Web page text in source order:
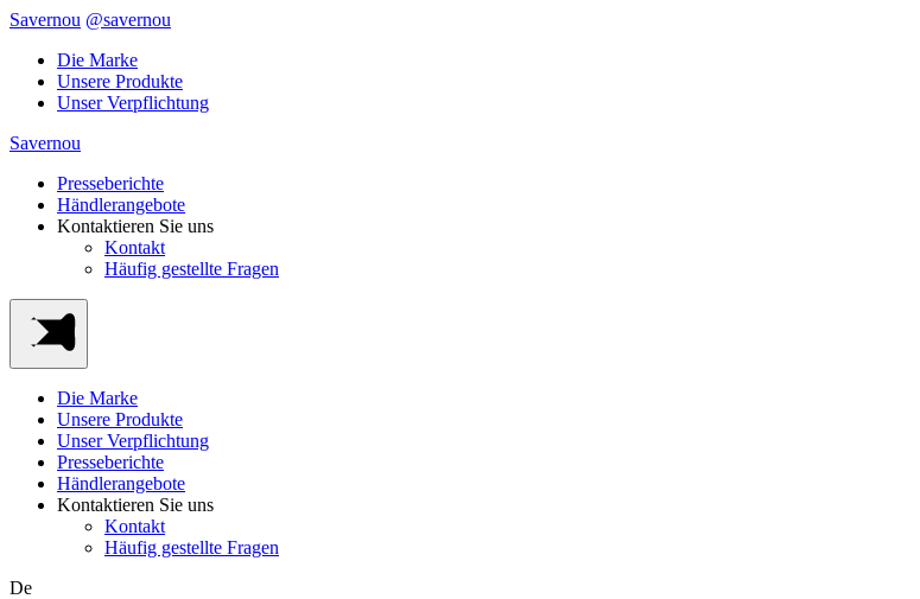
Savernou @savernou
Die Marke
Unsere Produkte
Unser Verpflichtung
Savernou
Presseberichte
Händlerangebote
Kontaktieren Sie uns
Kontakt
Häufig gestellte Fragen
Die Marke
Unsere Produkte
Unser Verpflichtung
Presseberichte
Händlerangebote
Kontaktieren Sie uns
Kontakt
Häufig gestellte Fragen
De